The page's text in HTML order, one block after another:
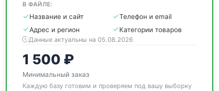
В ФАЙЛЕ:
Название и сайт
Телефон и email
Адрес и регион
Категории товаров
Данные актуальны на 05.08.2026
1 500 ₽
Минимальный заказ
Каждую базу готовим и проверяем под вашу выборку